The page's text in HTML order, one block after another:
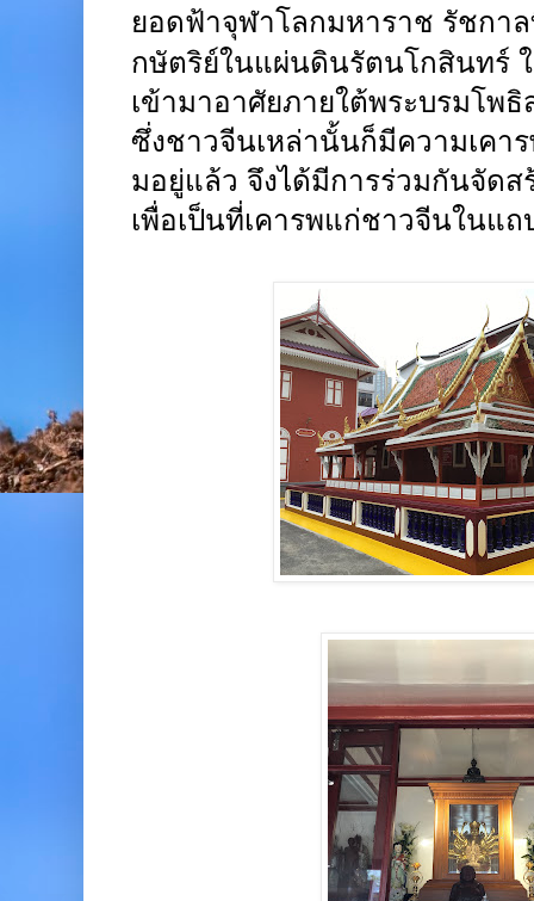
ยอดฟ้าจุฬาโลกมหาราช รัชกา
กษัตริย์ในแผ่นดินรัตนโกสินทร์
เข้ามาอาศัยภายใต้พระบรมโพ
ซึ่งชาวจีนเหล่านั้นก็มีความเคา
มอยู่แล้ว จึงได้มีการร่วมกันจัด
เพื่อเป็นที่เคารพแก่ชาวจีนในแถ